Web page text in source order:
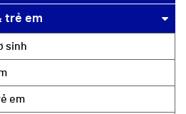
trẻ em
sinh
em